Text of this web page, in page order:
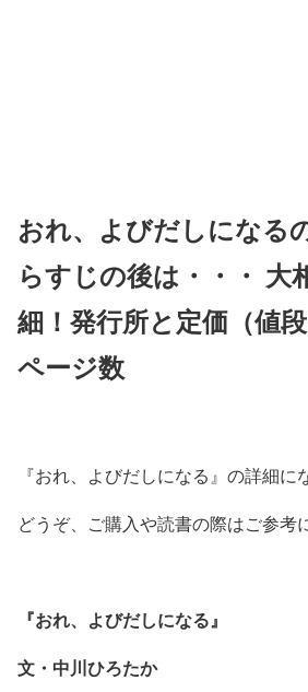
おれ、よびだしになる
らすじの後は・・・ 大
細！発行所と定価（値
ページ数
『おれ、よびだしになる』の詳細に
どうぞ、ご購入や読書の際はご参考
『おれ、よびだしになる』
文・中川ひろたか